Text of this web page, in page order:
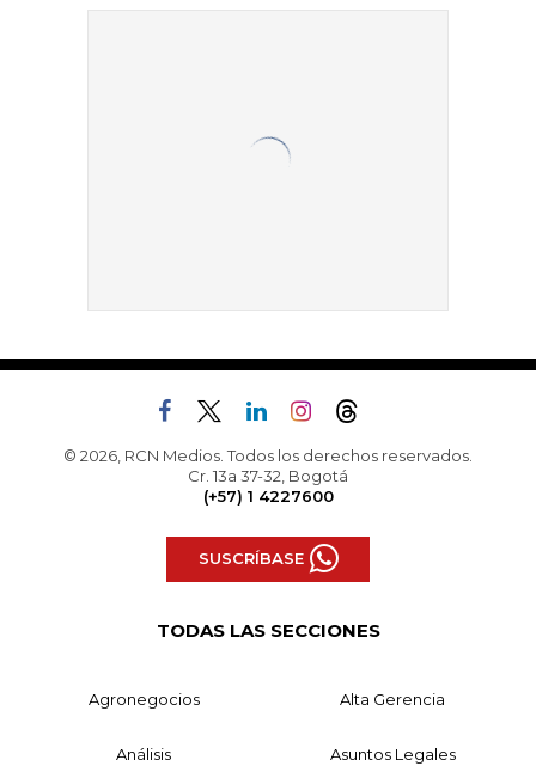
© 2026, RCN Medios. Todos los derechos reservados.
Cr. 13a 37-32, Bogotá
(+57) 1 4227600
SUSCRÍBASE
TODAS LAS SECCIONES
Agronegocios Alta Gerencia
Análisis Asuntos Legales